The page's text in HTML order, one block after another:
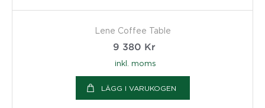
Lene Coffee Table
9 380 Kr
inkl. moms
LÄGG I VARUKOGEN